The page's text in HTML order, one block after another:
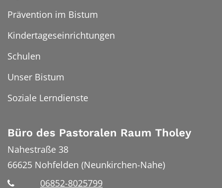
Prävention im Bistum
Kindertageseinrichtungen
Schulen
Unser Bistum
Soziale Lerndienste
Büro des Pastoralen Raum Tholey
Nahestraße 38
66625 Nohfelden (Neunkirchen-Nahe)
06852-8025799